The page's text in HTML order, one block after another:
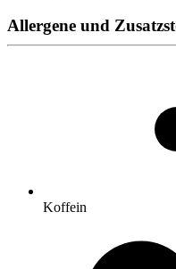
Allergene und
Koffein